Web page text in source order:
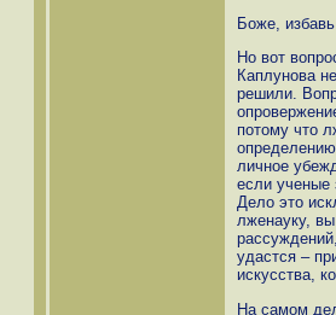
Боже, избавь
Но вот
Каплунова
решили.
потому что
личное
если ученые
Дело это
лженауку,
удастся –
искусства,
На самом